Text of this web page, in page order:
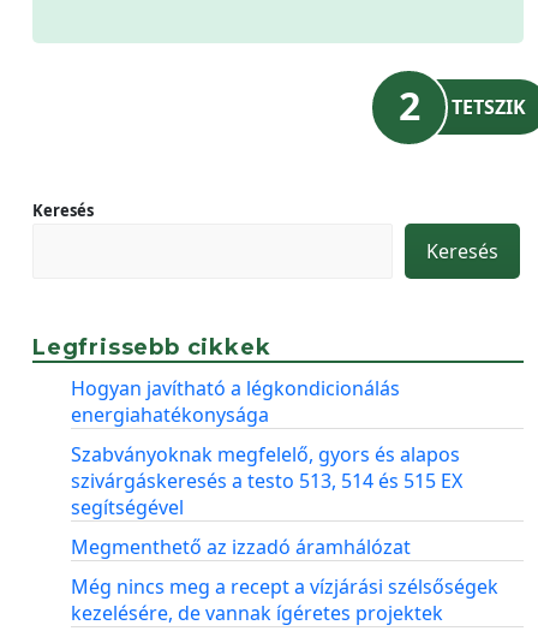
2 TETSZIK
Keresés
Keresés
Legfrissebb cikkek
Hogyan javítható a légkondicionálás
energiahatékonysága
Szabványoknak megfelelő, gyors és alapos
szivárgáskeresés a testo 513, 514 és 515 EX
segítségével
Megmenthető az izzadó áramhálózat
Még nincs meg a recept a vízjárási szélsőségek
kezelésére, de vannak ígéretes projektek